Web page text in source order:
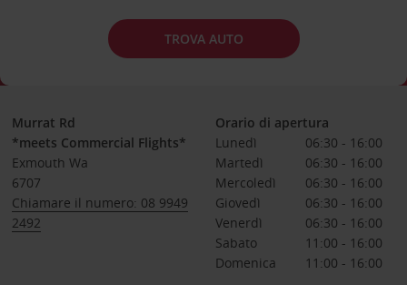
TROVA AUTO
Murrat Rd
*meets Commercial Flights*
Exmouth Wa
6707
Chiamare il numero: 08 9949
2492
Orario di apertura
Lunedì
06:30 - 16:00
Martedì
06:30 - 16:00
Mercoledì
06:30 - 16:00
Giovedì
06:30 - 16:00
Venerdì
06:30 - 16:00
Sabato
11:00 - 16:00
Domenica
11:00 - 16:00